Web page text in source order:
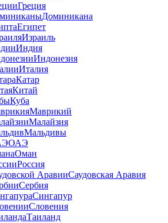
Греция
Доминикана
Египет
Израиль
Индия
Индонезия
Италия
Катар
Китай
Куба
Маврикий
Малайзия
Мальдивы
ОАЭ
Оман
Россия
Саудовская Аравия
Сербия
Сингапур
Словения
Таиланд